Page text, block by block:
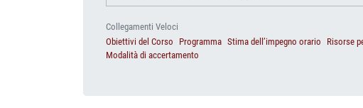
Collegamenti Veloci
Obiettivi del Corso
Programma Stima dell’impegno orario Risorse
Modalità di accertamento